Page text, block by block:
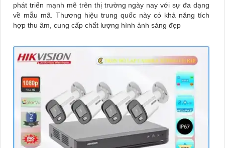
phát triển mạnh mẽ trên thị trường ngày nay với sự đa dạng
về mẫu mã. Thương hiệu trung quốc này có khả năng tích
hợp thu âm, cung cấp chất lượng hình ảnh sáng đẹp